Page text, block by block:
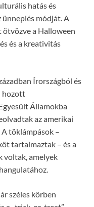
hatás és
módját. A
a Halloween
és a kreativitás
Írországból és
hozott
Államokba
az amerikai
töklámpások –
tartalmaztak – és a
voltak, amelyek
széles körben